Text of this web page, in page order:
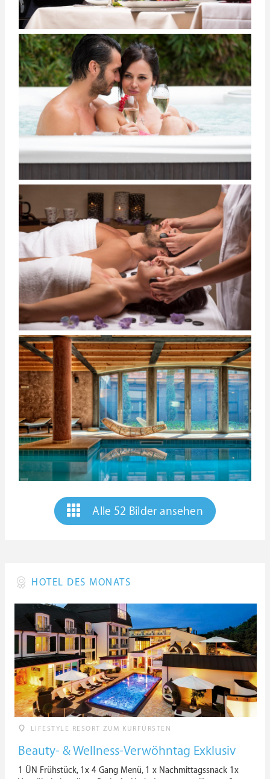
Alle 52 Bilder ansehen
HOTEL DES MONATS
LIFESTYLE RESORT ZUM KURFÜRSTEN
Beauty- & Wellness-Verwöhntag Exklusiv
1 ÜN Frühstück, 1x 4 Gang Menü, 1 x Nachmittagssnack 1x